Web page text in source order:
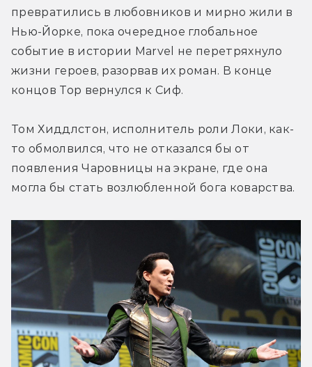
превратились в любовников и мирно жили в
Нью-Йорке, пока очередное глобальное
событие в истории Marvel не перетряхнуло
жизни героев, разорвав их роман. В конце
концов Тор вернулся к Сиф.
Том Хиддлстон, исполнитель роли Локи, как-
то обмолвился, что не отказался бы от
появления Чаровницы на экране, где она
могла бы стать возлюбленной бога коварства.